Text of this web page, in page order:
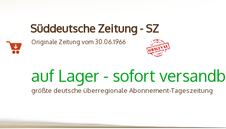
Süddeutsche Zeitung - SZ
Originale Zeitung vom 30.06.1966
auf Lager - sofort
größte deutsche überregionale Abonnement-Tageszeitung